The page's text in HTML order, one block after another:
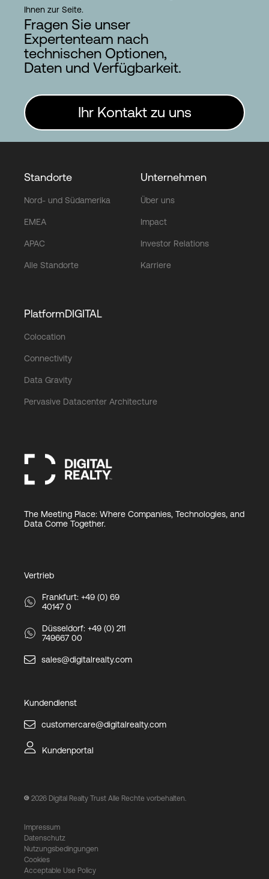
Ihnen zur Seite.
Fragen Sie unser
Expertenteam nach
technischen Optionen,
Daten und Verfügbarkeit.
Ihr Kontakt zu uns
Standorte
Nord- und Südamerika
EMEA
APAC
Alle Standorte
Unternehmen
Über uns
Impact
Investor Relations
Karriere
PlatformDIGITAL
Colocation
Connectivity
Data Gravity
Pervasive Datacenter Architecture
The Meeting Place: Where Companies, Technologies, and
Data Come Together.
Vertrieb
Frankfurt: +49 (0) 69
40147 0
Düsseldorf: +49 (0) 211
749667 00
sales@digitalrealty.com
Kundendienst
customercare@digitalrealty.com
Kundenportal
2026 Digital Realty Trust Alle Rechte vorbehalten.
Impressum
Datenschutz
Nutzungsbedingungen
Cookies
Acceptable Use Policy